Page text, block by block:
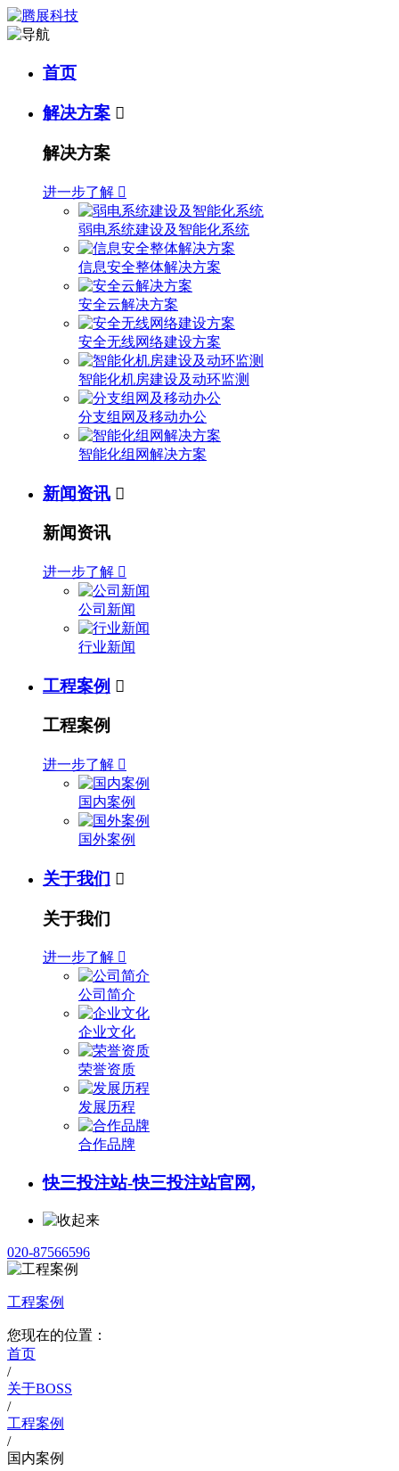
首页
解决方案 
解决方案
进一步了解 
弱电系统建设及智能化系统
信息安全整体解决方案
安全云解决方案
安全无线网络建设方案
智能化机房建设及动环监测
分支组网及移动办公
智能化组网解决方案
新闻资讯 
新闻资讯
进一步了解 
公司新闻
行业新闻
工程案例 
工程案例
进一步了解 
国内案例
国外案例
关于我们 
关于我们
进一步了解 
公司简介
企业文化
荣誉资质
发展历程
合作品牌
快三投注站-快三投注站官网,
020-87566596
工程案例
您现在的位置：
首页
/
关于BOSS
/
工程案例
/
国内案例